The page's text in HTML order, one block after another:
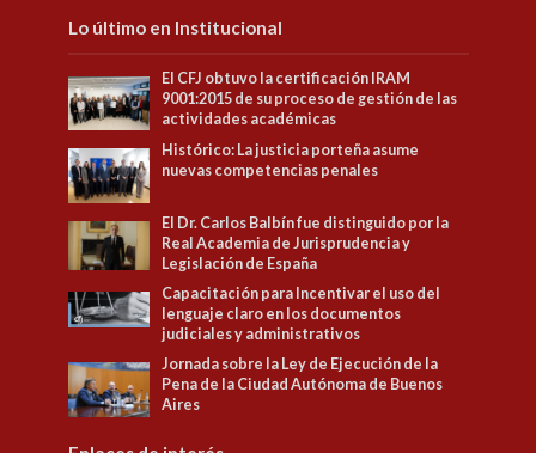
Lo último en Institucional
El CFJ obtuvo la certificación IRAM
9001:2015 de su proceso de gestión de las
actividades académicas
Histórico: La justicia porteña asume
nuevas competencias penales
El Dr. Carlos Balbín fue distinguido por la
Real Academia de Jurisprudencia y
Legislación de España
Capacitación para Incentivar el uso del
lenguaje claro en los documentos
judiciales y administrativos
Jornada sobre la Ley de Ejecución de la
Pena de la Ciudad Autónoma de Buenos
Aires